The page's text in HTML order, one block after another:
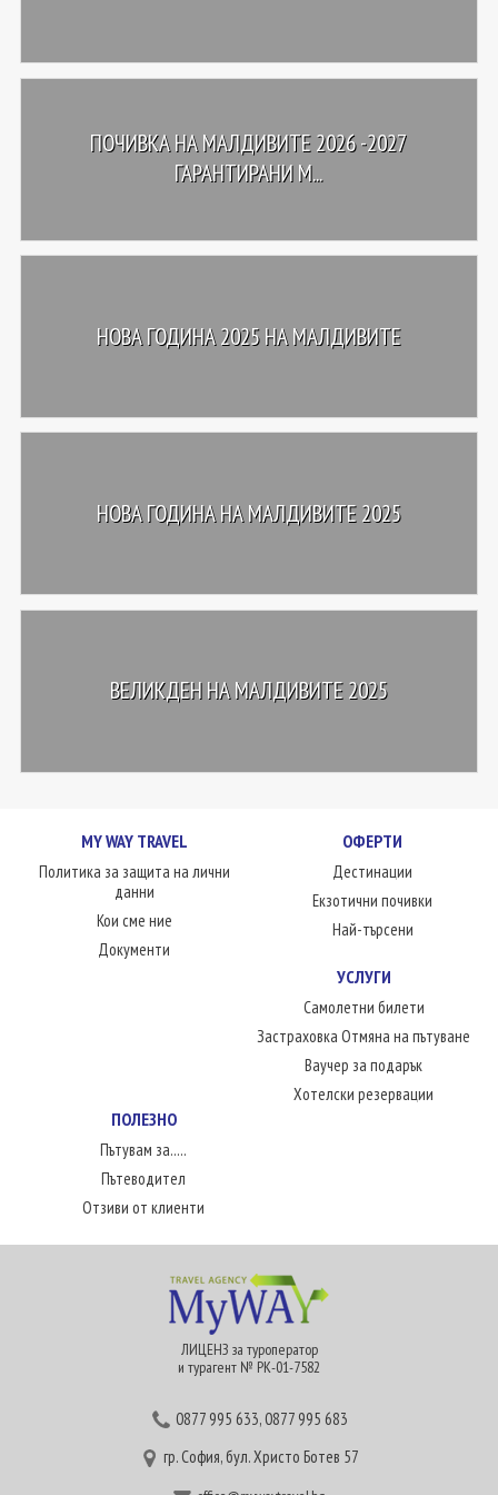
ПОЧИВКА НА МАЛДИВИТЕ 2026 -2027
ГАРАНТИРАНИ М...
НОВА ГОДИНА 2025 НА МАЛДИВИТЕ
НОВА ГОДИНА НА МАЛДИВИТЕ 2025
ВЕЛИКДЕН НА МАЛДИВИТЕ 2025
MY WAY TRAVEL
Политика за защита на лични
данни
Кои сме ние
Документи
ОФЕРТИ
Дестинации
Екзотични почивки
Най-търсени
УСЛУГИ
Самолетни билети
Застраховка Отмяна на пътуване
Ваучер за подарък
Хотелски резервации
ПОЛЕЗНО
Пътувам за.....
Пътеводител
Отзиви от клиенти
ЛИЦЕНЗ за туроператор
и турагент № РК-01-7582
0877 995 633,0877 995 683
гр. София, бул. Христо Ботев 57